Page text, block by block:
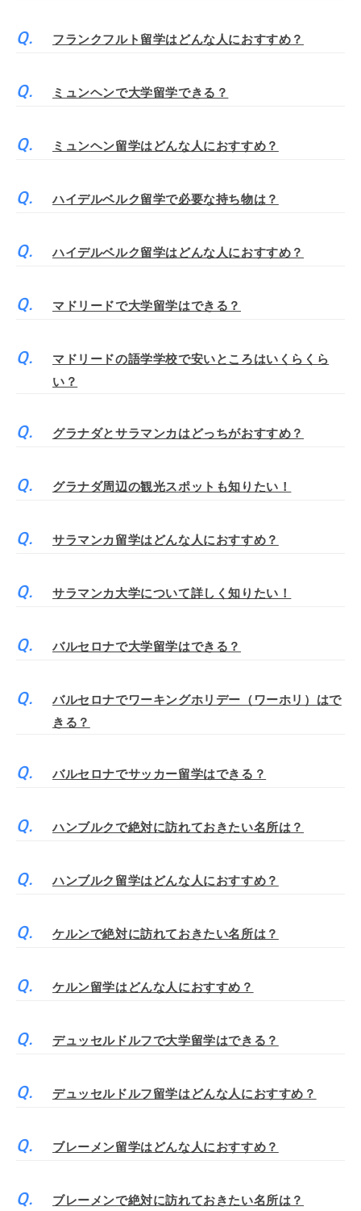
フランクフルト留学はどんな人におすすめ？
ミュンヘンで大学留学できる？
ミュンヘン留学はどんな人におすすめ？
ハイデルベルク留学で必要な持ち物は？
ハイデルベルク留学はどんな人におすすめ？
マドリードで大学留学はできる？
マドリードの語学学校で安いところはいくらくら
い？
グラナダとサラマンカはどっちがおすすめ？
グラナダ周辺の観光スポットも知りたい！
サラマンカ留学はどんな人におすすめ？
サラマンカ大学について詳しく知りたい！
バルセロナで大学留学はできる？
バルセロナでワーキングホリデー（ワーホリ）はで
きる？
バルセロナでサッカー留学はできる？
ハンブルクで絶対に訪れておきたい名所は？
ハンブルク留学はどんな人におすすめ？
ケルンで絶対に訪れておきたい名所は？
ケルン留学はどんな人におすすめ？
デュッセルドルフで大学留学はできる？
デュッセルドルフ留学はどんな人におすすめ？
ブレーメン留学はどんな人におすすめ？
ブレーメンで絶対に訪れておきたい名所は？